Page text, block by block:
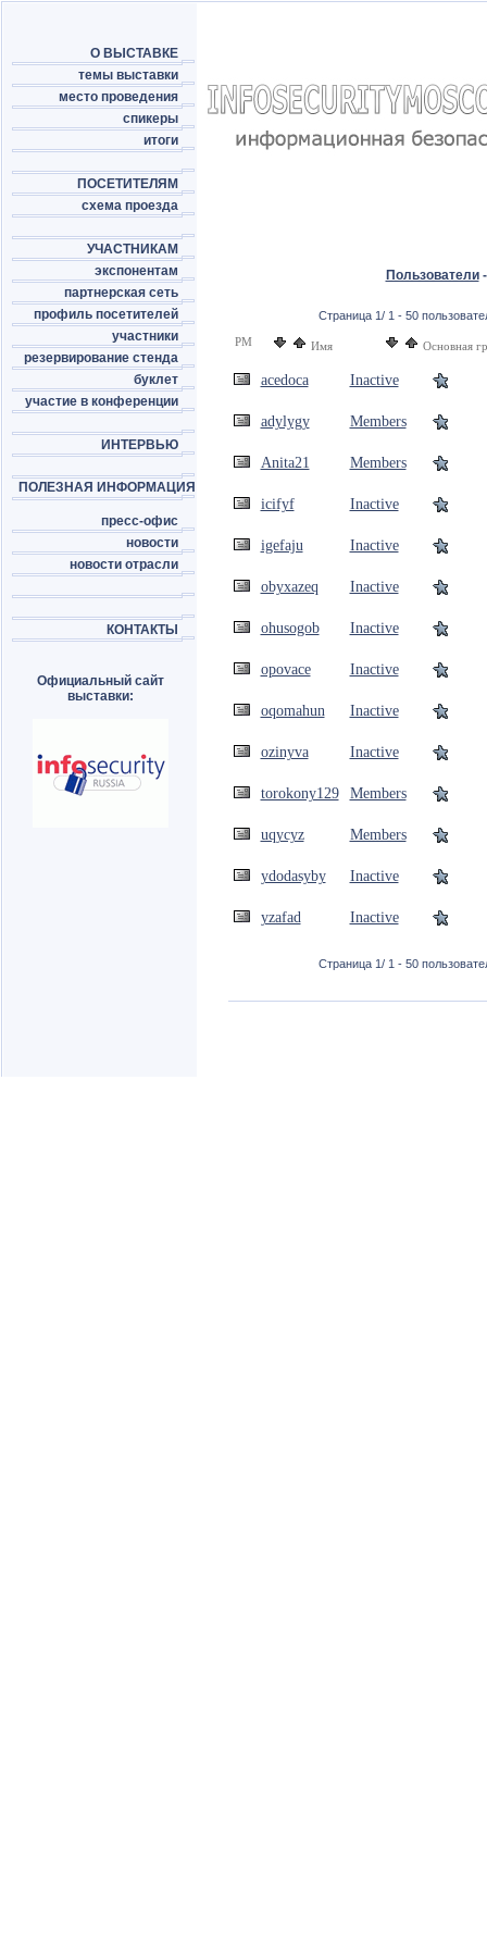
О ВЫСТАВКЕ
темы выставки
место проведения
спикеры
итоги
ПОСЕТИТЕЛЯМ
схема проезда
УЧАСТНИКАМ
экспонентам
партнерская сеть
профиль посетителей
участники
резервирование стенда
буклет
участие в конференции
ИНТЕРВЬЮ
ПОЛЕЗНАЯ ИНФОРМАЦИЯ
пресс-офис
новости
новости отрасли
КОНТАКТЫ
Официальный сайт
выставки:
Пользователи-
Страница 1/ 1 - 50
PM
Имя Основная
acedoca Inactive
adylygy Members
Anita21 Members
icifyf Inactive
igefaju Inactive
obyxazeq Inactive
ohusogob Inactive
opovace Inactive
oqomahun Inactive
ozinyva Inactive
torokony129 Members
uqycyz Members
ydodasyby Inactive
yzafad Inactive
Страница 1/ 1 - 50